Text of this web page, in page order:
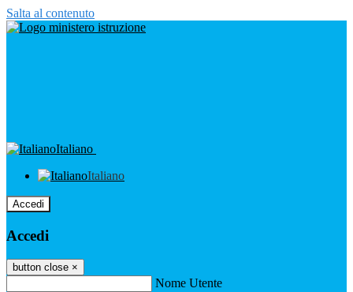
Salta al contenuto
Italiano
Italiano
Accedi
Accedi
button close ×
Nome Utente